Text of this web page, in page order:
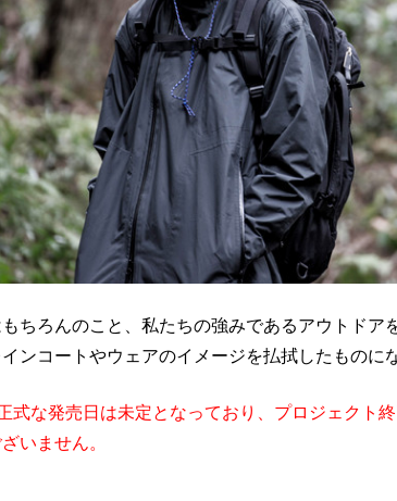
ちろんのこと、私たちの強みであるアウトドア
ンコートやウェアのイメージを払拭したものに
式な発売日は未定となっており、プロジェクト
いません。